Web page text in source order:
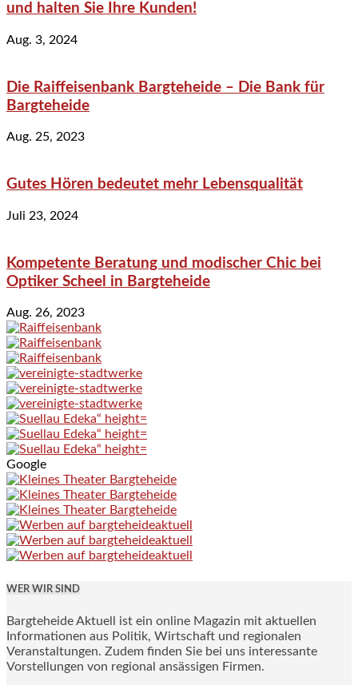
und halten Sie Ihre Kunden!
Aug. 3, 2024
Die Raiffeisenbank Bargteheide – Die Bank für
Bargteheide
Aug. 25, 2023
Gutes Hören bedeutet mehr Lebensqualität
Juli 23, 2024
Kompetente Beratung und modischer Chic bei
Optiker Scheel in Bargteheide
Aug. 26, 2023
Google
WER WIR SIND
Bargteheide Aktuell ist ein online Magazin mit aktuellen
Informationen aus Politik, Wirtschaft und regionalen
Veranstaltungen. Zudem finden Sie bei uns interessante
Vorstellungen von regional ansässigen Firmen.